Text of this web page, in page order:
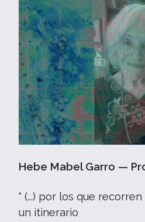
Hebe Mabel Garro —
“ (...) por los que
un itinerario